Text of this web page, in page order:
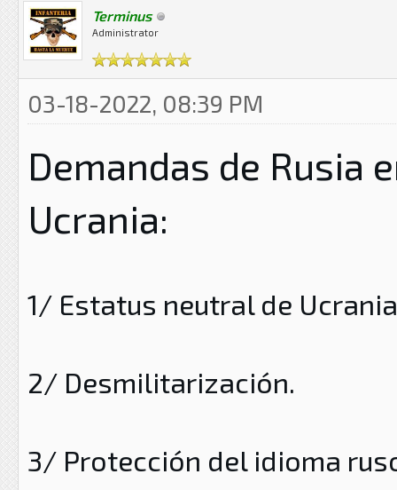
Terminus
Administrator
03-18-2022, 08:39 PM
Demandas de Rusia
Ucrania:
1/ Estatus neutral de
2/ Desmilitarización.
3/ Protección del idioma